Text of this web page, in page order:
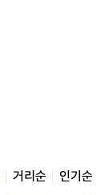
거리순 인기순